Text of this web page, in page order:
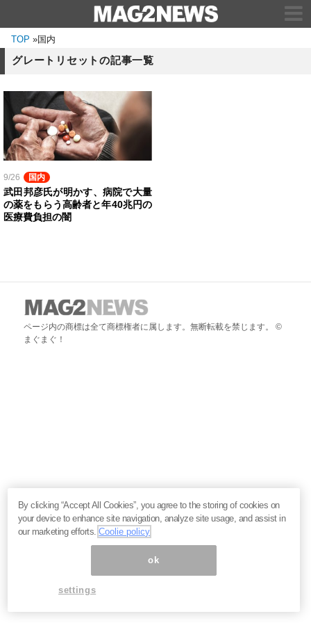
TOP »国内
グレートリセットの記事一覧
9/26 国内
武田邦彦氏が明かす、病院で大量
の薬をもらう高齢者と年40兆円の
医療費負担の闇
ページ内の商標は全て商標権者に属します。無断転載を禁じます。 ©
まぐまぐ！
By clicking “Accept All Cookies”, you agree to the storing of cookies on
your device to enhance site navigation, analyze site usage, and assist in
our marketing efforts.Coolie policy
ok
settings